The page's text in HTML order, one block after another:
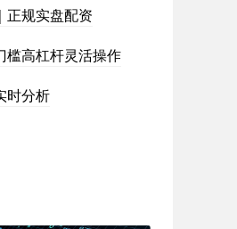
正规实盘配资
槛高杠杆灵活操作
时分析